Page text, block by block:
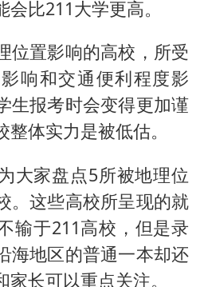
如何把百年大党建设得更加坚强有力？
比211大学更高。
位置影响的高校，所受
响和交通便利程度影
生报考时会变得更加谨
体实力是被低估。
大家盘点5所被地理位
。这些高校所呈现的就
输于211高校，但是录
海地区的普通一本却还
长可以重点关注。